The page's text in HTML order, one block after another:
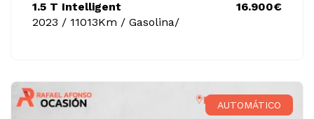
1.5 T Intelligent
2023 / 11013Km / Gasolina/
16.900€
AUTOMÁTICO